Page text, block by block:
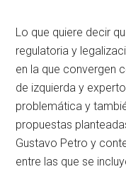
Lo que quiere decir
regulatoria y
en la que convergen
de izquierda y
problemática y
propuestas
Gustavo Petro y
entre las que se